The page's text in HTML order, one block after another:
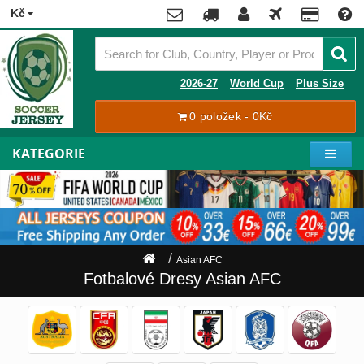
Kč
Contact
Tracking
Můj
účet
Zaregistrovat
se
Shipping
2026-27 World Cup Plus Size
0 položek - 0Kč
x
KATEGORIE
Premier
League
La
Liga
Bundesliga
Serie
A
Ligue
1
Mistrovství
Světa
2026
Asian AFC
Fotbalové Dresy Asian AFC